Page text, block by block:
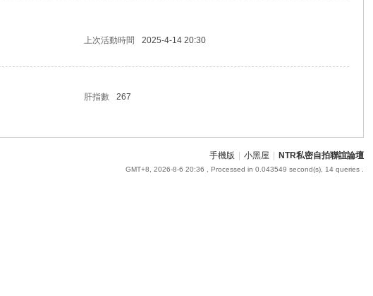
上次活動時間
2025-4-14 20:30
肝指數
267
手機版 小黑屋 NTR私密自拍聯誼論壇
GMT+8, 2026-8-6 20:36 , Processed in 0.043549 second(s), 14 queries .